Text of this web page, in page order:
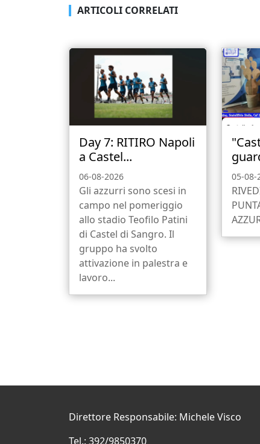
ARTICOLI CORRELATI
Day 7: RITIRO Napoli
a Castel...
06-08-2026
Gli azzurri sono scesi in
campo nel pomeriggio
allo stadio Teofilo Patini
di Castel di Sangro. Il
gruppo ha svolto
attivazione in palestra e
lavoro...
05-08-
Direttore Responsabile: Michele Visco
Tel.: 392/9850370